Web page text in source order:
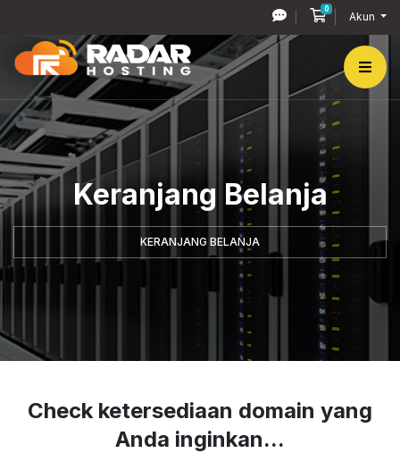
0Keranjang
Akun
Keranjang Belanja
KERANJANG BELANJA
Check ketersediaan domain yang
Anda inginkan...